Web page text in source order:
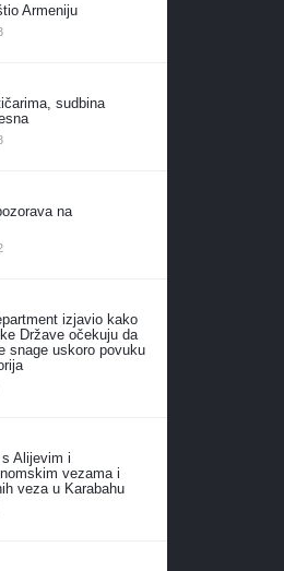
Armeniju
komentara
sudbina
komentara
na
komentara
izjavio kako
Države očekuju da
snage uskoro povuku
Alijevim i
vezama i
veza u Karabahu